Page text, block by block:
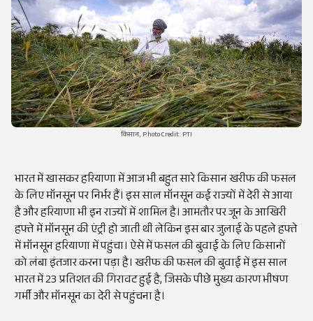
किसान, Photo Credit: PTI
भारत में खासकर हरियाणा में आज भी बहुत सारे किसान खरीफ की फसल
के लिए मॉनसून पर निर्भर हैं। इस साल मॉनसून कई राज्यों में देरी से आया
है और हरियाणा भी इन राज्यों में शामिल है। आमतौर पर जून के आखिरी
हफ्ते में मॉनसून की एंट्री हो जाती थी लेकिन इस बार जुलाई के पहले हफ्ते
में मॉनसून हरियाणा में पहुंचा। ऐसे में फसल की बुवाई के लिए किसानों
को लंबा इंतजार करना पड़ा है। खरीफ की फसल की बुवाई में इस साल
भारत में 23 प्रतिशत की गिरावट हुई है, जिसके पीछे मुख्य कारण भीषण
गर्मी और मॉनसून का देरी से पहुंचना है।